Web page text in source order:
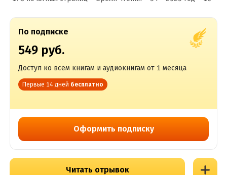
По подписке
549 руб.
Доступ ко всем книгам и аудиокнигам от 1 месяца
Первые 14 дней бесплатно
Оформить подписку
Читать отрывок